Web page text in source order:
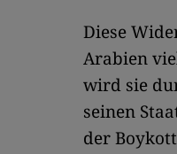
Diese
Arabien
wird sie
seinen
der